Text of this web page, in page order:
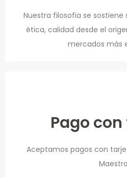
Nuestra filosofia se sostiene
ética, calidad desde el
mercados más
Pago
Aceptamos pagos con